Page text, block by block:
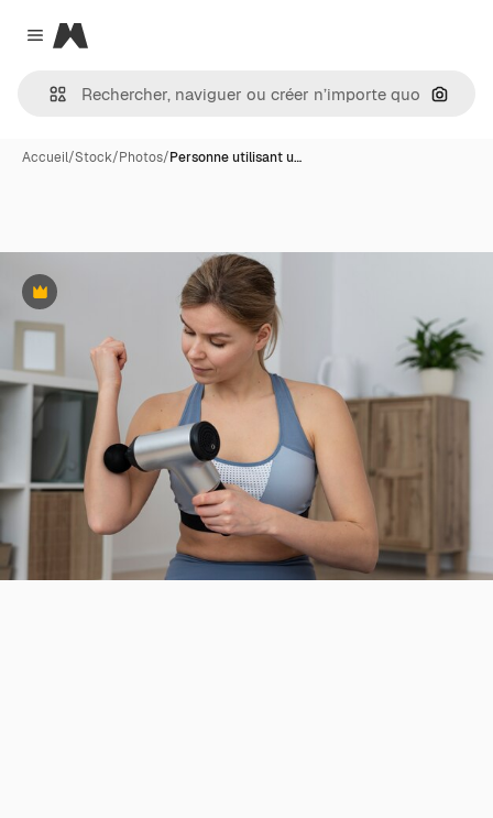
Close menu
Magnific
Accueil/Stock/Photos/Personne utilisant u…
Premium